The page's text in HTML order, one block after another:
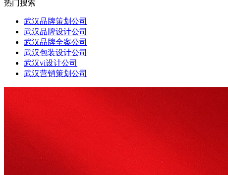
热门搜索
武汉品牌策划公司
武汉品牌设计公司
武汉品牌全案公司
武汉包装设计公司
武汉vi设计公司
武汉营销策划公司